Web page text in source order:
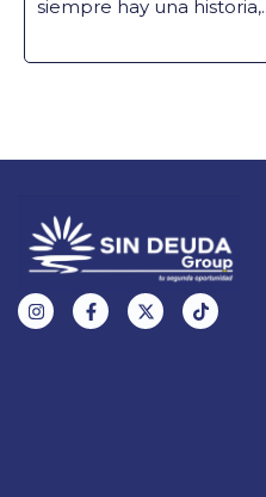
siempre hay una